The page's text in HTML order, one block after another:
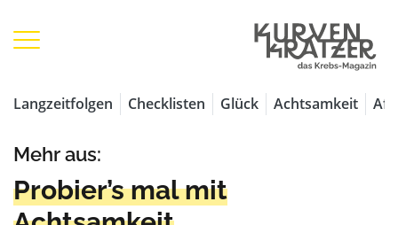
Langzeitfolgen Checklisten Glück Achtsamkeit
Mehr aus:
Probier’s mal mit